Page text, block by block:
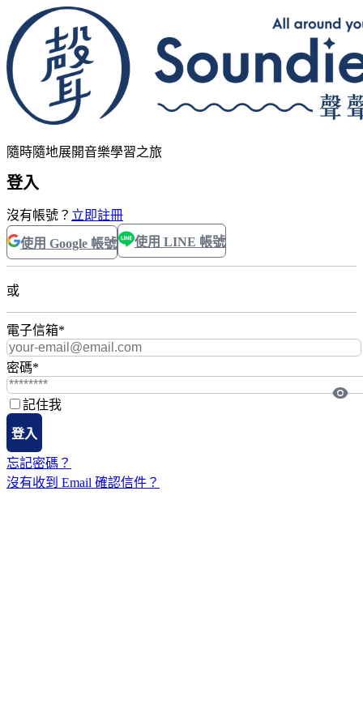
隨時隨地展開音樂學習之旅
登入
沒有帳號？ 立即註冊
使用 Google 帳號 使用 LINE 帳號
或
電子信箱*
密碼*
記住我
登入
忘記密碼？
沒有收到 Email 確認信件？